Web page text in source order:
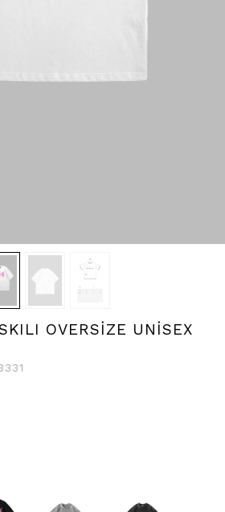
OVERSİZE UNİSEX